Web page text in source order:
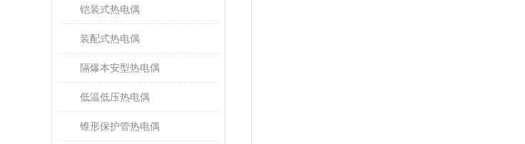
铠装式热电偶
装配式热电偶
隔爆本安型热电偶
低温低压热电偶
锥形保护管热电偶